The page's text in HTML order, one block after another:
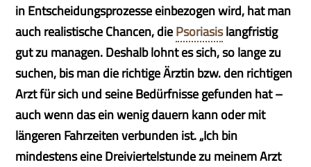
in Entscheidungsprozesse einbezogen wird, hat man
auch realistische Chancen, diePsoriasislangfristig
gut zu managen. Deshalb lohnt es sich, so lange zu
suchen, bis man die richtige Ärztin bzw. den richtigen
Arzt für sich und seine Bedürfnisse gefunden hat –
auch wenn das ein wenig dauern kann oder mit
längeren Fahrzeiten verbunden ist. „Ich bin
mindestens eine Dreiviertelstunde zu meinem Arzt